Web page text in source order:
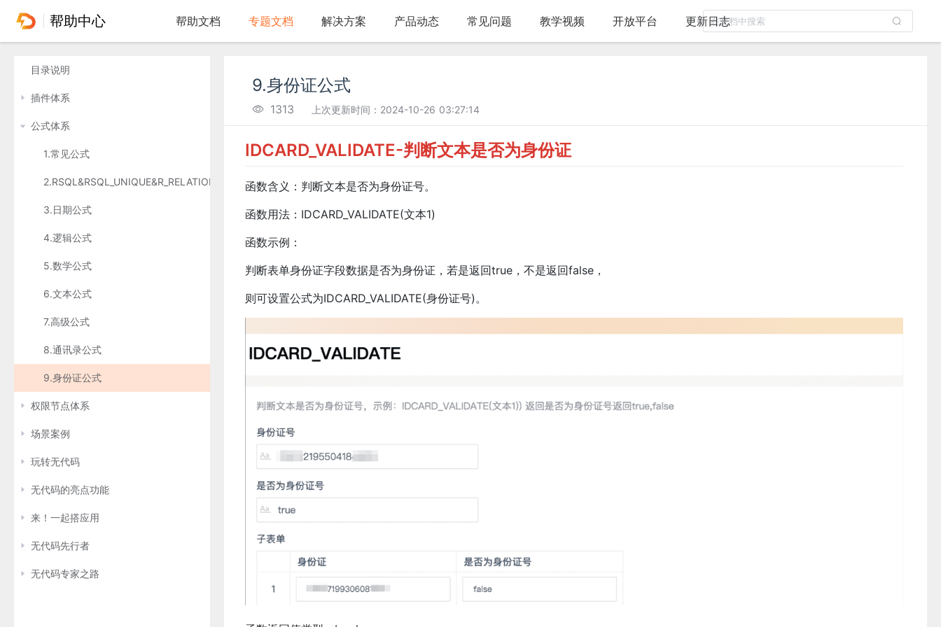
帮助中心 帮助文档 专题文档 解决方案 产品动态 常见问题 教学视频 开放平台 更新日志
目录说明
插件体系
公式体系
1.常见公式
2.RSQL&RSQL_UNIQUE&R_RELATION
3.日期公式
4.逻辑公式
5.数学公式
6.文本公式
7.高级公式
8.通讯录公式
9.身份证公式
权限节点体系
场景案例
玩转无代码
无代码的亮点功能
来！一起搭应用
无代码先行者
无代码专家之路
9.身份证公式
1313 上次更新时间：2024-10-26 03:27:14
IDCARD_VALIDATE-判断文本是否为身份证
函数含义：判断文本是否为身份证号。
函数用法：IDCARD_VALIDATE(文本1)
函数示例：
判断表单身份证字段数据是否为身份证，若是返回true，不是返回false，
则可设置公式为IDCARD_VALIDATE(身份证号)。